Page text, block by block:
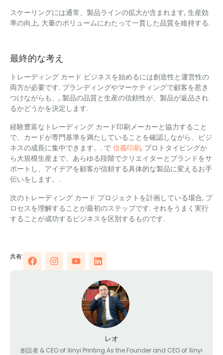
スケーリングには通常、製品ラインの拡大が含まれます, 生産効
率の向上, 大量のボリュームにわたって一貫した品質を維持する.
最終的な考え
トレーディング カード ビジネスを始めるには創造性と運営性の
両方が必要です. ブランディングやマーケティングで顧客を惹き
つけながらも、, 製品の品質と生産の信頼性が、製品が返品され
るかどうかを決定します.
経験豊富なトレーディング カード印刷メーカーと協力すること
で、カードが専門基準を満たしていることを確認しながら、ビジ
ネスの成長に集中できます。. で 信義印刷, プロトタイピングか
ら大規模生産まで、あらゆる段階でクリエイターとブランドをサ
ポートし、アイデアを顧客が信頼する具体的な製品に変えるお手
伝いをします。.
次のトレーディング カード プロジェクトを計画している場合, プ
ロセスを理解することが最初のステップです. それをうまく実行
することが成功するビジネスを区別するものです.
共有:
レオ
創設者 & CEO of Xinyi Printing As the Founder and CEO of Xinyi